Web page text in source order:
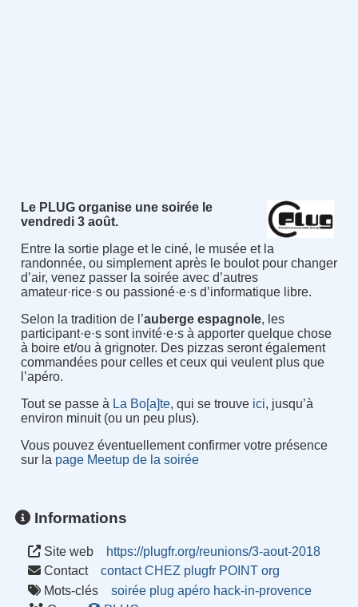
Le PLUG organise une soirée le
vendredi 3 août.
Entre la sortie plage et le ciné, le musée et la
randonnée, ou simplement après le boulot pour changer
d’air, venez passer la soirée avec d’autres
amateur·rice·s ou passioné·e·s d’informatique libre.
Selon la tradition de l’auberge espagnole, les
participant·e·s sont invité·e·s à apporter quelque chose
à boire et/ou à grignoter. Des pizzas seront également
commandées pour celles et ceux qui veulent plus que
l’apéro.
Tout se passe à La Bo[a]te, qui se trouve ici, jusqu’à
environ minuit (ou un peu plus).
Vous pouvez éventuellement confirmer votre présence
sur la page Meetup de la soirée
Informations
Site web
https://plugfr.org/reunions/3-aout-2018
Contact
contact CHEZ plugfr POINT org
Mots-clés
soirée plug apéro hack-in-provence